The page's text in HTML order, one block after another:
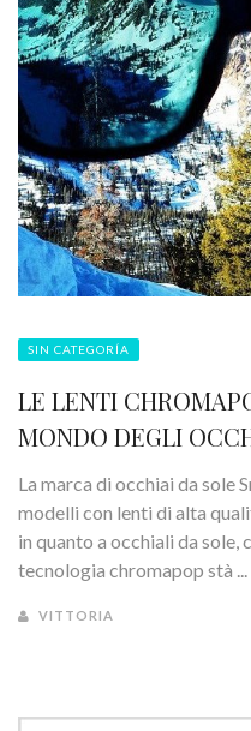
SIN CATEGORÍA
LE LENTI
MONDO DEGLI
La marca di occhiai da sole
modelli con lenti di alta
in quanto a occhiali da sole,
tecnologia chromapop stà ...
VITTORIA